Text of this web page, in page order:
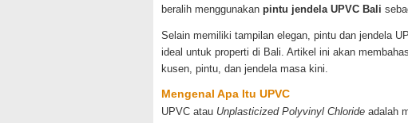
beralih menggunakan pintu jendela UPVC Bali
Selain memiliki tampilan elegan, pintu dan jendela
ideal untuk properti di Bali. Artikel ini akan
kusen, pintu, dan jendela masa kini.
Mengenal Apa Itu UPVC
UPVC atau Unplasticized Polyvinyl Chloride adalah